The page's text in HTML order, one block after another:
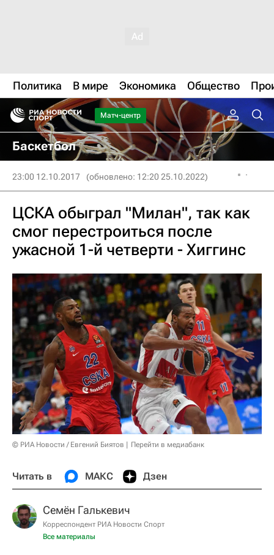
Политика В мире Экономика Общество
Матч-центр
Баскетбол
23:00 12.10.2017 (обновлено: 12:20 25.10.2022)
ЦСКА обыграл "Милан", так как
смог перестроиться после
ужасной 1-й четверти - Хиггинс
© РИА Новости / Евгений Биятов Перейти в медиабанк
Читать в МАКС Дзен
Семён Галькевич
Корреспондент РИА Новости Спорт
Все материалы